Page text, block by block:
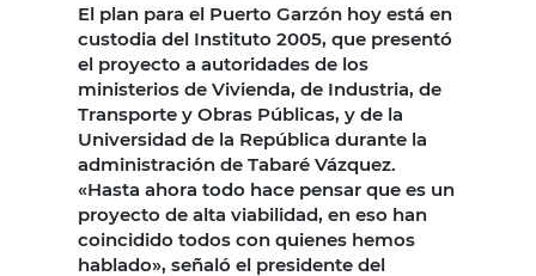
El plan para el Puerto Garzón hoy está en
custodia del Instituto 2005, que presentó
el proyecto a autoridades de los
ministerios de Vivienda, de Industria, de
Transporte y Obras Públicas, y de la
Universidad de la República durante la
administración de Tabaré Vázquez.
«Hasta ahora todo hace pensar que es un
proyecto de alta viabilidad, en eso han
coincidido todos con quienes hemos
hablado», señaló el presidente del